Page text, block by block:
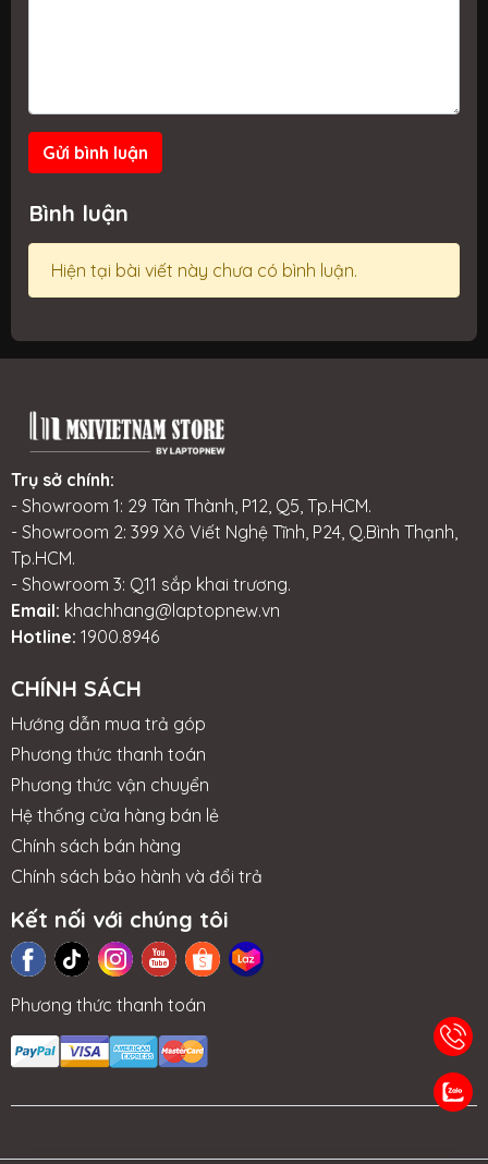
QUYỀN
HÀNH
Gửi bình luận
Bình luận
Hiện tại bài viết này chưa có bình luận.
Trụ sở chính:
- Showroom 1: 29 Tân Thành, P12, Q5, Tp.HCM.
- Showroom 2: 399 Xô Viết Nghệ Tĩnh, P24, Q.Bình Thạnh,
Tp.HCM.
- Showroom 3: Q11 sắp khai trương.
Email: khachhang@laptopnew.vn
Hotline: 1900.8946
CHÍNH SÁCH
Hướng dẫn mua trả góp
Phương thức thanh toán
Phương thức vận chuyển
Hệ thống cửa hàng bán lẻ
Chính sách bán hàng
Chính sách bảo hành và đổi trả
Kết nối với chúng tôi
Phương thức thanh toán